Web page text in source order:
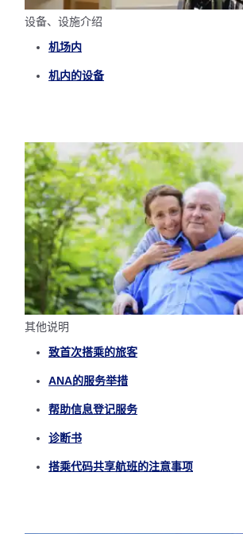
设备、设施介绍
机场内
机内的设备
其他说明
致首次搭乘的旅客
ANA的服务举措
帮助信息登记服务
诊断书
搭乘代码共享航班的注意事项